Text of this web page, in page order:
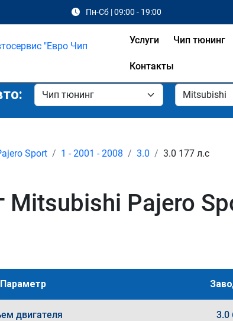
Пн-Сб | 09:00 - 19:00
Услуги Чип тюнинг
Контакты
Sport 1 - 2001 - 2008 3.0 3.0 177 л.с
Mitsubishi Pajero
Параметр
двигателя 3.0